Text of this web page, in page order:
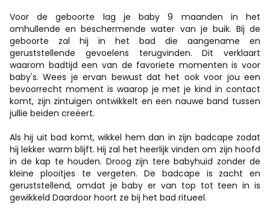
Voor de geboorte lag je baby 9 maanden in het
omhullende en beschermende water van je buik. Bij de
geboorte zal hij in het bad die aangename en
geruststellende gevoelens terugvinden. Dit verklaart
waarom badtijd een van de favoriete momenten is voor
baby's. Wees je ervan bewust dat het ook voor jou een
bevoorrecht moment is waarop je met je kind in contact
komt, zijn zintuigen ontwikkelt en een nauwe band tussen
jullie beiden creëert.
Als hij uit bad komt, wikkel hem dan in zijn badcape zodat
hij lekker warm blijft. Hij zal het heerlijk vinden om zijn hoofd
in de kap te houden. Droog zijn tere babyhuid zonder de
kleine plooitjes te vergeten. De badcape is zacht en
geruststellend, omdat je baby er van top tot teen in is
gewikkeld Daardoor hoort ze bij het bad ritueel.